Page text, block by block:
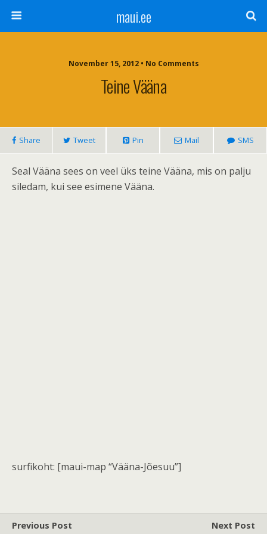
maui.ee
November 15, 2012 • No Comments
Teine Vääna
Share Tweet Pin Mail SMS
Seal Vääna sees on veel üks teine Vääna, mis on palju
siledam, kui see esimene Vääna.
surfikoht: [maui-map “Vääna-Jõesuu”]
Previous Post Next Post